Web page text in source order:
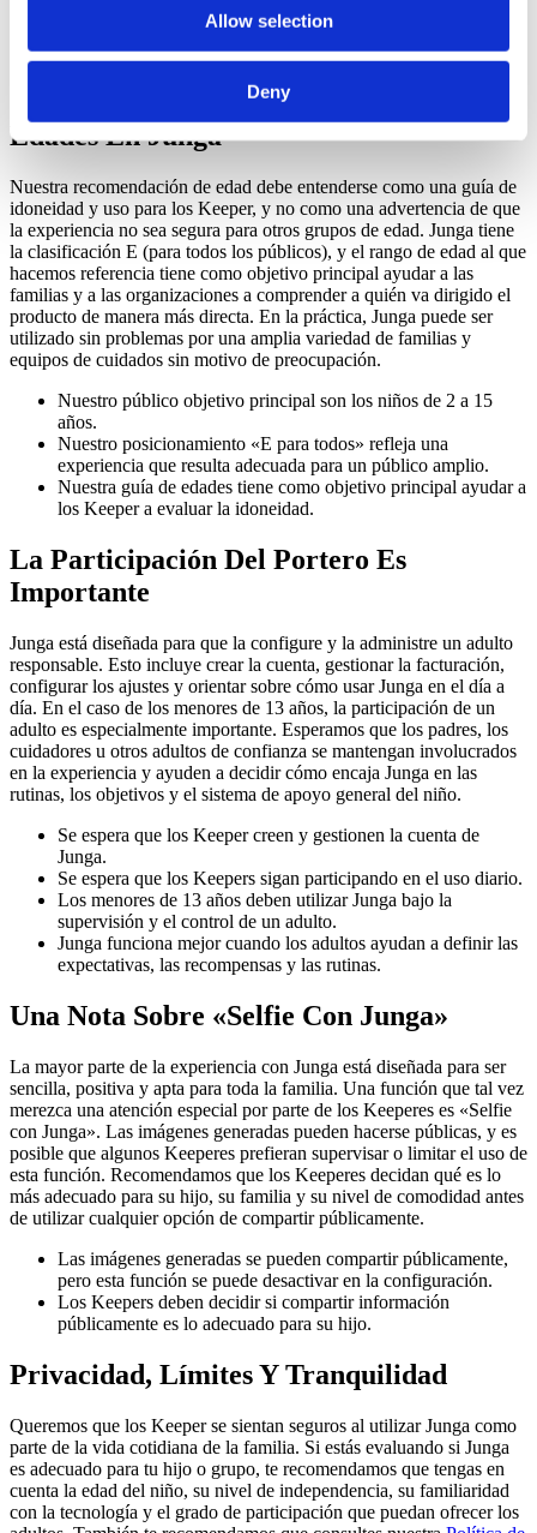
Allow selection
Deny
Junga no permite contenidos relacionados con temas políticos,
religiosos, de violencia, de apuestas, que provoquen miedo,
de consumo de sustancias o que sigan tendencias.
Cómo Funciona La Clasificación Por
Edades En Junga
Nuestra recomendación de edad debe entenderse como una guía de
idoneidad y uso para los Keeper, y no como una advertencia de que
la experiencia no sea segura para otros grupos de edad. Junga tiene
la clasificación E (para todos los públicos), y el rango de edad al que
hacemos referencia tiene como objetivo principal ayudar a las
familias y a las organizaciones a comprender a quién va dirigido el
producto de manera más directa. En la práctica, Junga puede ser
utilizado sin problemas por una amplia variedad de familias y
equipos de cuidados sin motivo de preocupación.
Nuestro público objetivo principal son los niños de 2 a 15
años.
Nuestro posicionamiento «E para todos» refleja una
experiencia que resulta adecuada para un público amplio.
Nuestra guía de edades tiene como objetivo principal ayudar a
los Keeper a evaluar la idoneidad.
La Participación Del Portero Es
Importante
Junga está diseñada para que la configure y la administre un adulto
responsable. Esto incluye crear la cuenta, gestionar la facturación,
configurar los ajustes y orientar sobre cómo usar Junga en el día a
día. En el caso de los menores de 13 años, la participación de un
adulto es especialmente importante. Esperamos que los padres, los
cuidadores u otros adultos de confianza se mantengan involucrados
en la experiencia y ayuden a decidir cómo encaja Junga en las
rutinas, los objetivos y el sistema de apoyo general del niño.
Se espera que los Keeper creen y gestionen la cuenta de
Junga.
Se espera que los Keepers sigan participando en el uso diario.
Los menores de 13 años deben utilizar Junga bajo la
supervisión y el control de un adulto.
Junga funciona mejor cuando los adultos ayudan a definir las
expectativas, las recompensas y las rutinas.
Una Nota Sobre «Selfie Con Junga»
La mayor parte de la experiencia con Junga está diseñada para ser
sencilla, positiva y apta para toda la familia. Una función que tal vez
merezca una atención especial por parte de los Keeperes es «Selfie
con Junga». Las imágenes generadas pueden hacerse públicas, y es
posible que algunos Keeperes prefieran supervisar o limitar el uso de
esta función. Recomendamos que los Keeperes decidan qué es lo
más adecuado para su hijo, su familia y su nivel de comodidad antes
de utilizar cualquier opción de compartir públicamente.
Las imágenes generadas se pueden compartir públicamente,
pero esta función se puede desactivar en la configuración.
Los Keepers deben decidir si compartir información
públicamente es lo adecuado para su hijo.
Privacidad, Límites Y Tranquilidad
Queremos que los Keeper se sientan seguros al utilizar Junga como
parte de la vida cotidiana de la familia. Si estás evaluando si Junga
es adecuado para tu hijo o grupo, te recomendamos que tengas en
cuenta la edad del niño, su nivel de independencia, su familiaridad
con la tecnología y el grado de participación que puedan ofrecer los